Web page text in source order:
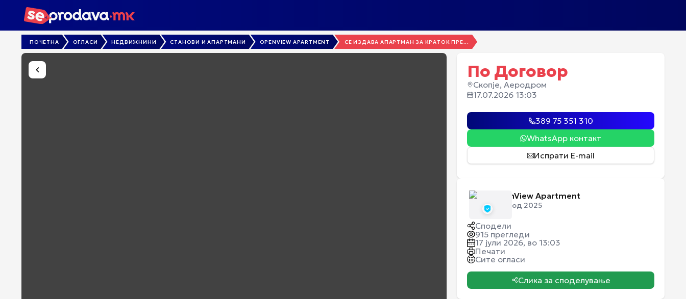
ПОЧЕТНА ОГЛАСИ НЕДВИЖНИНИ СТАНОВИ И АПАРТМАНИ OPENVIEW APARTMENT СЕ ИЗДАВА АПАРТМАН ЗА КРАТОК ПРЕ...
По Договор
Скопје, Аеродром
17.07.2026 13:03
389 75 351 310
WhatsApp контакт
Испрати E-mail
OpenView Apartment
Член од 2025
Сподели
915 прегледи
17 јули 2026, во 13:03
Печати
Сите огласи
Слика за споделување